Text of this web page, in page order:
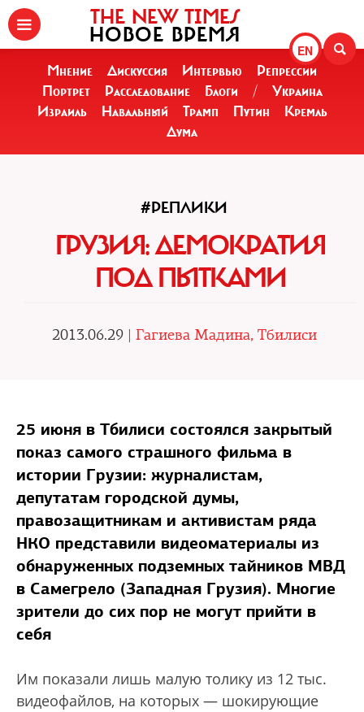
EN
THE NEW TIMES
НОВОЕ ВРЕМЯ
Мнение Дискуссия Интервью
Репрессии
Портрет
Расследование Блоги /
Украина
Израиль
Навальный Трамп Путин
Кремль
Дума
#РЕПЛИКИ
ГРУЗИЯ: ДЕМОКРАТИЯ
ПОД ПЫТКАМИ
2013.06.29 | Гагиева Мадина, Тбилиси
25 июня в Тбилиси состоялся закрытый
показ самого страшного фильма в
истории Грузии: журналистам,
депутатам городской думы,
правозащитникам и активистам ряда
НКО представили видеоматериалы из
обнаруженных подземных тайников МВД
в Самегрело (Западная Грузия). Многие
зрители до сих пор не могут прийти в
себя
Им показали лишь малую толику из 12 тыс.
видеофайлов, на которых — шокирующие